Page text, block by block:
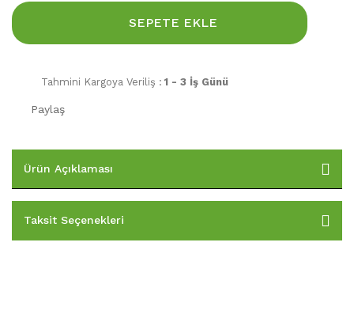
SEPETE EKLE
Tahmini Kargoya Veriliş : 1 - 3 İş Günü
Paylaş
Ürün Açıklaması
Taksit Seçenekleri